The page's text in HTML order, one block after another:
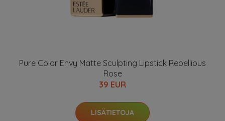
Pure Color Envy Matte Sculpting Lipstick Rebellious
Rose
39 EUR
LISÄTIETOJA